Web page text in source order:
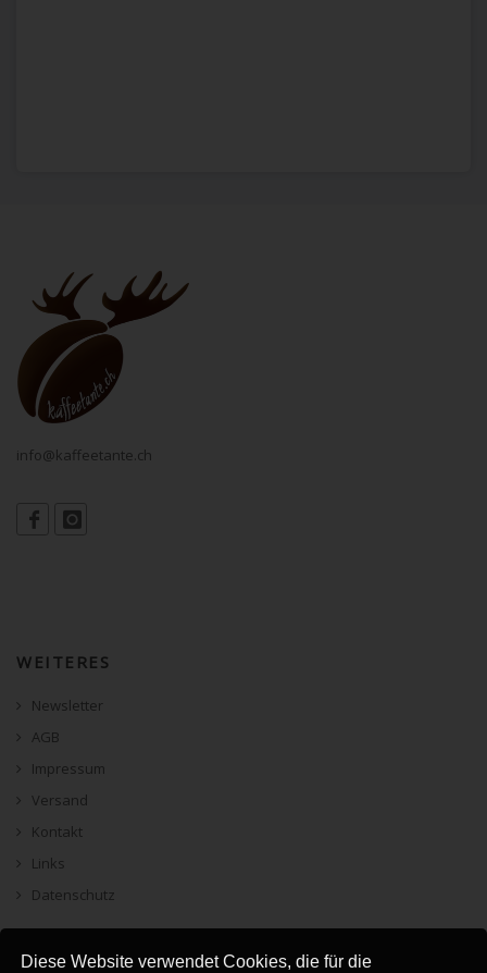
Diese Website verwendet Cookies, die für die
info@kaffeetante.ch
WEITERES
Newsletter
AGB
Impressum
Versand
Kontakt
Links
Datenschutz